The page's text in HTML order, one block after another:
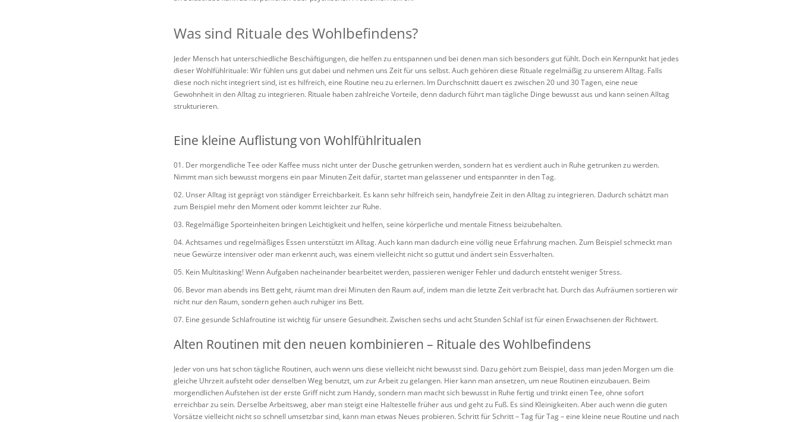
Was sind Rituale des Wohlbefindens?
Jeder Mensch hat unterschiedliche Beschäftigungen, die helfen zu entspannen und bei denen man sich besonders gut fühlt. Doch ein Kernpunkt hat jedes
dieser Wohlfühlrituale: Wir fühlen uns gut dabei und nehmen uns Zeit für uns selbst. Auch gehören diese Rituale regelmäßig zu unserem Alltag. Falls
diese noch nicht integriert sind, ist es hilfreich, eine Routine neu zu erlernen. Im Durchschnitt dauert es zwischen 20 und 30 Tagen, eine neue
Gewohnheit in den Alltag zu integrieren. Rituale haben zahlreiche Vorteile, denn dadurch führt man tägliche Dinge bewusst aus und kann seinen Alltag
strukturieren.
Eine kleine Auflistung von Wohlfühlritualen
Der morgendliche Tee oder Kaffee muss nicht unter der Dusche getrunken werden, sondern hat es verdient auch in Ruhe getrunken zu werden.
Nimmt man sich bewusst morgens ein paar Minuten Zeit dafür, startet man gelassener und entspannter in den Tag.
Unser Alltag ist geprägt von ständiger Erreichbarkeit. Es kann sehr hilfreich sein, handyfreie Zeit in den Alltag zu integrieren. Dadurch schätzt man
zum Beispiel mehr den Moment oder kommt leichter zur Ruhe.
Regelmäßige Sporteinheiten bringen Leichtigkeit und helfen, seine körperliche und mentale Fitness beizubehalten.
Achtsames und regelmäßiges Essen unterstützt im Alltag. Auch kann man dadurch eine völlig neue Erfahrung machen. Zum Beispiel schmeckt man
neue Gewürze intensiver oder man erkennt auch, was einem vielleicht nicht so guttut und ändert sein Essverhalten.
Kein Multitasking! Wenn Aufgaben nacheinander bearbeitet werden, passieren weniger Fehler und dadurch entsteht weniger Stress.
Bevor man abends ins Bett geht, räumt man drei Minuten den Raum auf, indem man die letzte Zeit verbracht hat. Durch das Aufräumen sortieren wir
nicht nur den Raum, sondern gehen auch ruhiger ins Bett.
Eine gesunde Schlafroutine ist wichtig für unsere Gesundheit. Zwischen sechs und acht Stunden Schlaf ist für einen Erwachsenen der Richtwert.
Alten Routinen mit den neuen kombinieren – Rituale des Wohlbefindens
Jeder von uns hat schon tägliche Routinen, auch wenn uns diese vielleicht nicht bewusst sind. Dazu gehört zum Beispiel, dass man jeden Morgen um die
gleiche Uhrzeit aufsteht oder denselben Weg benutzt, um zur Arbeit zu gelangen. Hier kann man ansetzen, um neue Routinen einzubauen. Beim
morgendlichen Aufstehen ist der erste Griff nicht zum Handy, sondern man macht sich bewusst in Ruhe fertig und trinkt einen Tee, ohne sofort
erreichbar zu sein. Derselbe Arbeitsweg, aber man steigt eine Haltestelle früher aus und geht zu Fuß. Es sind Kleinigkeiten. Aber auch wenn die guten
Vorsätze vielleicht nicht so schnell umsetzbar sind, kann man etwas Neues probieren. Schritt für Schritt – Tag für Tag – eine kleine neue Routine und nach